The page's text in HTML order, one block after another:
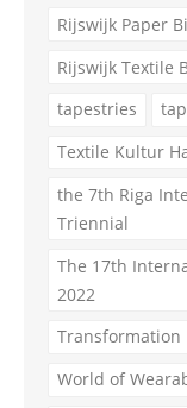
Rijswijk Paper
Rijswijk Textile
tapestries
Textile Kultur
the 7th Riga
Triennial
The 17th
2022
Transformation
World of